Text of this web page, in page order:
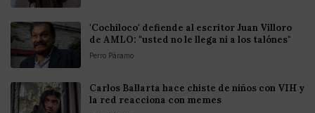
'Cochiloco' defiende al escritor Juan Villoro
de AMLO: "usted no le llega ni a los talónes"
Perro Páramo
Carlos Ballarta hace chiste de niños con VIH y
la red reacciona con memes